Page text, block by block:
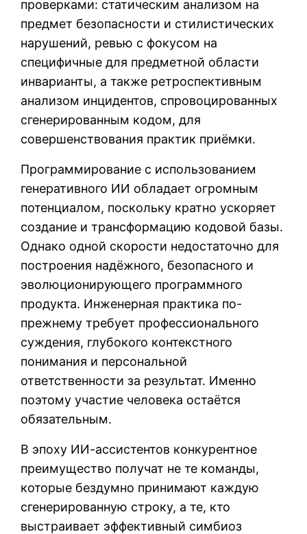
проверками: статическим анализом на
предмет безопасности и стилистических
нарушений, ревью с фокусом на
специфичные для предметной области
инварианты, а также ретроспективным
анализом инцидентов, спровоцированных
сгенерированным кодом, для
совершенствования практик приёмки.
Программирование с использованием
генеративного ИИ обладает огромным
потенциалом, поскольку кратно ускоряет
создание и трансформацию кодовой базы.
Однако одной скорости недостаточно для
построения надёжного, безопасного и
эволюционирующего программного
продукта. Инженерная практика по-
прежнему требует профессионального
суждения, глубокого контекстного
понимания и персональной
ответственности за результат. Именно
поэтому участие человека остаётся
обязательным.
В эпоху ИИ-ассистентов конкурентное
преимущество получат не те команды,
которые бездумно принимают каждую
сгенерированную строку, а те, кто
выстраивает эффективный симбиоз